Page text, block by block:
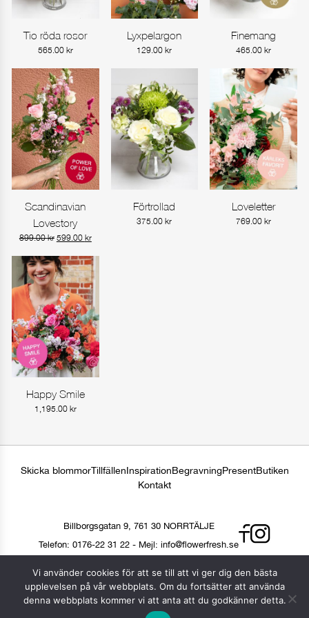
Gå till produkt
Tio röda rosor
565.00 kr
Gå till produkt
Lyxpelargon
129.00kr
Gå till produkt
Finemang
465.00kr
Gå till produkt
Scandinavian
Lovestory
899.00kr Det
priset
var:
899.00 kr.
599.00 krDet
priset
är:
599.00 kr.
Gå till produkt
Förtrollad
375.00kr
Gå till produkt
Loveletter
769.00kr
Gå till produkt
Happy Smile
1,195.00 kr
Skicka blommorTillfällenInspirationBegravningPresentButiken
Kontakt
Billborgsgatan 9, 761 30 NORRTÄLJE
Telefon:0176-22 31 22 - Mejl:info@flowerfresh.se
© 2026 © 2024, FLOWER FRESH I NORRTÄLJE AB
Vi använder cookies för att se till att vi ger dig den bästa
upplevelsen på vår webbplats. Om du fortsätter att använda
denna webbplats kommer vi att anta att du godkänner detta.